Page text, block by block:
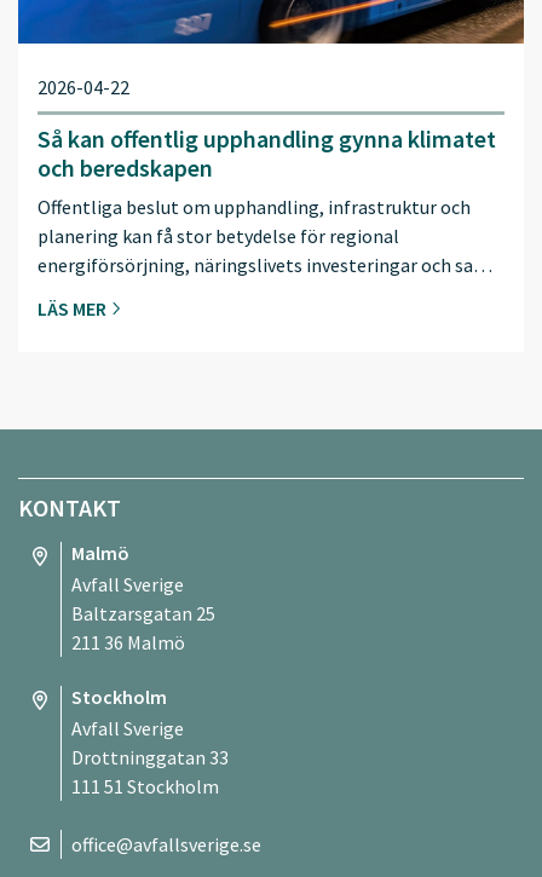
2026-04-22
Så kan offentlig upphandling gynna klimatet
och beredskapen
Offentliga beslut om upphandling, infrastruktur och
planering kan få stor betydelse för regional
energiförsörjning, näringslivets investeringar och sa…
LÄS MER
KONTAKT
Malmö
Avfall Sverige
Baltzarsgatan 25
211 36 Malmö
Stockholm
Avfall Sverige
Drottninggatan 33
111 51 Stockholm
office@avfallsverige.se